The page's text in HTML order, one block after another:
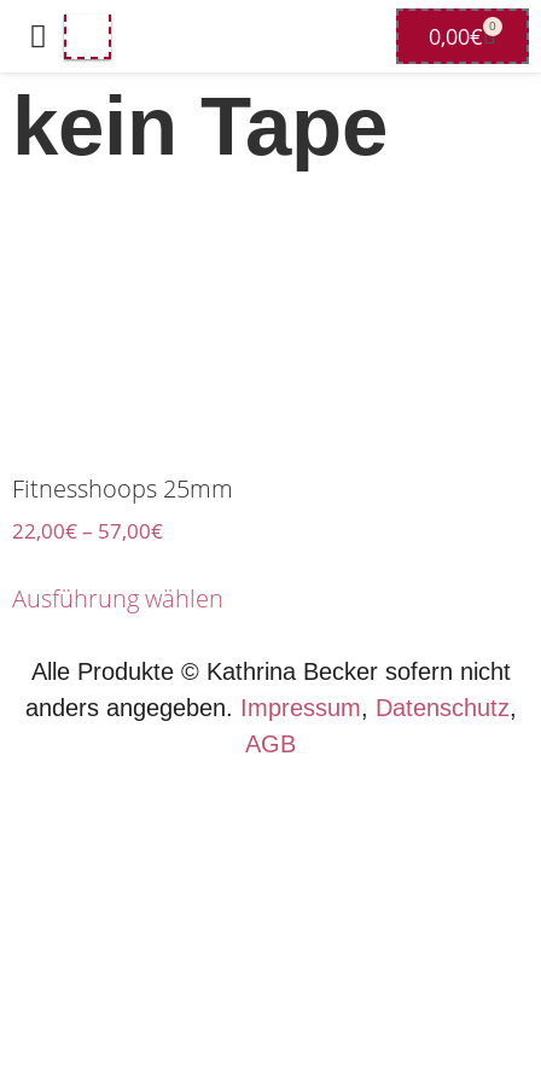
0,00€ 0
kein Tape
Fitnesshoops 25mm
22,00€– 57,00€
Ausführung wählen
Alle Produkte © Kathrina Becker sofern nicht
anders angegeben. Impressum, Datenschutz,
AGB